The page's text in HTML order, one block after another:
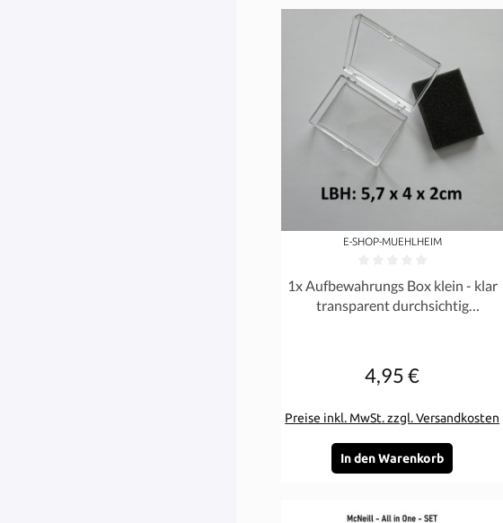
E-SHOP-MUEHLHEIM
1x Aufbewahrungs Box klein - klar
transparent durchsichtig
Regulärer Preis:
4,95 €
Preise inkl. MwSt. zzgl. Versandkosten
In den Warenkorb